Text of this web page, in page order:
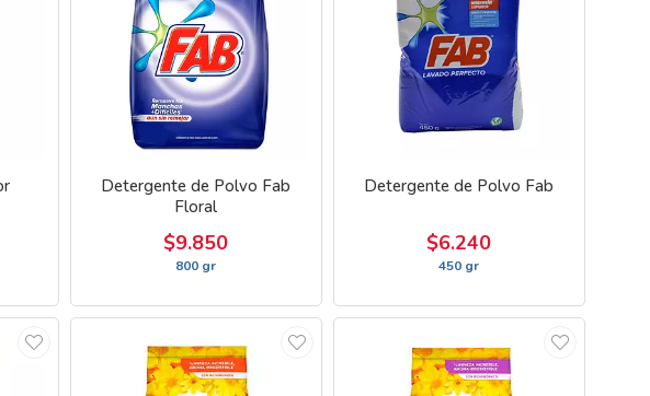
Detergente de Polvo Fab
Floral
$9.850
800 gr
Detergente de Polvo Fab
$6.240
450 gr